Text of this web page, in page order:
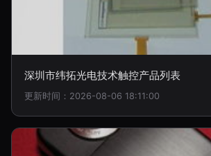
深圳市纬拓光电技术触控产品列表
更新时间：2026-08-06 18:11:00